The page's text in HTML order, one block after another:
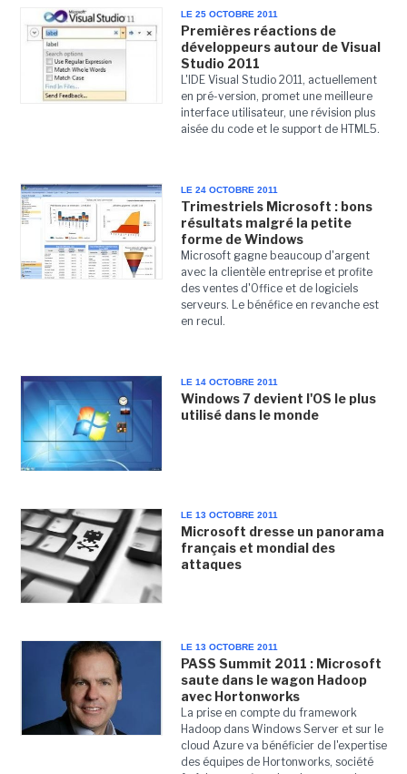
LE 25 OCTOBRE 2011
Premières réactions de
développeurs autour de Visual
Studio 2011
L'IDE Visual Studio 2011, actuellement
en pré-version, promet une meilleure
interface utilisateur, une révision plus
aisée du code et le support de HTML5.
LE 24 OCTOBRE 2011
Trimestriels Microsoft : bons
résultats malgré la petite
forme de Windows
Microsoft gagne beaucoup d'argent
avec la clientèle entreprise et profite
des ventes d'Office et de logiciels
serveurs. Le bénéfice en revanche est
en recul.
LE 14 OCTOBRE 2011
Windows 7 devient l'OS le plus
utilisé dans le monde
LE 13 OCTOBRE 2011
Microsoft dresse un panorama
français et mondial des
attaques
LE 13 OCTOBRE 2011
PASS Summit 2011 : Microsoft
saute dans le wagon Hadoop
avec Hortonworks
La prise en compte du framework
Hadoop dans Windows Server et sur le
cloud Azure va bénéficier de l'expertise
des équipes de Hortonworks, société